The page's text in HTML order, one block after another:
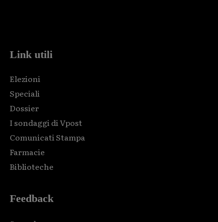
Link utili
Elezioni
Speciali
Dossier
I sondaggi di Vpost
Comunicati Stampa
Farmacie
Biblioteche
Feedback